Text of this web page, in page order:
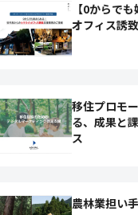
【0からで
オフィス誘
移住プロモ
る、成果と
ス
農林業担い